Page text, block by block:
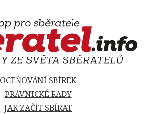
OCEŇOVÁNÍ SBÍREK
PRÁVNICKÉ RADY
JAK ZAČÍT SBÍRAT